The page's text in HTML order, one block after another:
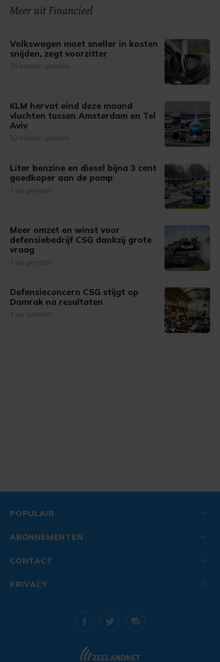
Meer uit Financieel
Volkswagen moet sneller in kosten
snijden, zegt voorzitter
30 minuten geleden
KLM hervat eind deze maand
vluchten tussen Amsterdam en Tel
Aviv
32 minuten geleden
Liter benzine en diesel bijna 3 cent
goedkoper aan de pomp
1 uur geleden
Meer omzet en winst voor
defensiebedrijf CSG dankzij grote
vraag
1 uur geleden
Defensieconcern CSG stijgt op
Damrak na resultaten
1 uur geleden
POPULAIR
ABONNEMENTEN
CONTACT
PRIVACY